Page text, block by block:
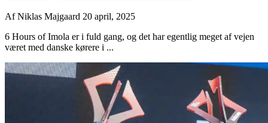
AfNiklas Majgaard 20 april, 2025
6 Hours of Imola er i fuld gang, og det har egentlig meget af vejen
været med danske kørere i ...